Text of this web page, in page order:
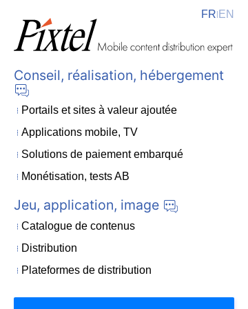
FR| EN
Conseil, réalisation, hébergement
Portails et sites à valeur ajoutée
Applications mobile, TV
Solutions de paiement embarqué
Monétisation, tests AB
Jeu, application, image
Catalogue de contenus
Distribution
Plateformes de distribution